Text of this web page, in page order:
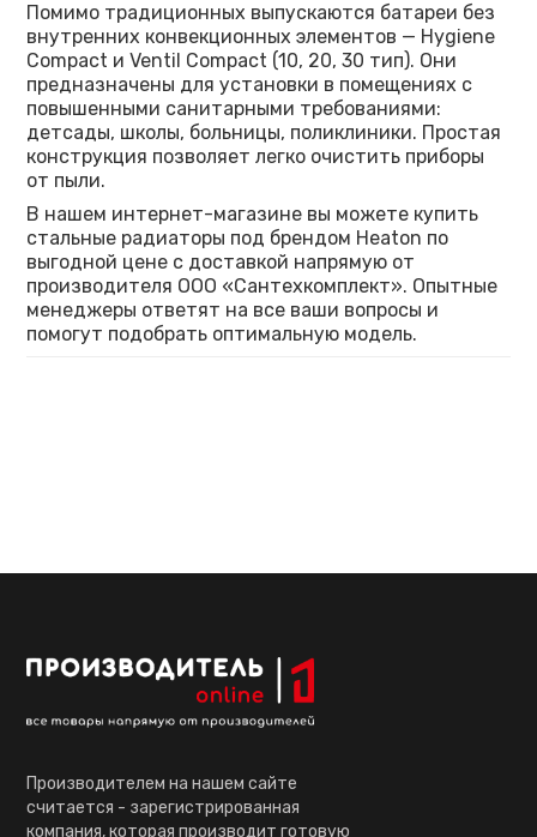
Помимо традиционных выпускаются батареи без
внутренних конвекционных элементов — Hygiene
Compact и Ventil Compact (10, 20, 30 тип). Они
предназначены для установки в помещениях с
повышенными санитарными требованиями:
детсады, школы, больницы, поликлиники. Простая
конструкция позволяет легко очистить приборы
от пыли.
В нашем интернет-магазине вы можете купить
стальные радиаторы под брендом Heaton по
выгодной цене с доставкой напрямую от
производителя ООО «Сантехкомплект». Опытные
менеджеры ответят на все ваши вопросы и
помогут подобрать оптимальную модель.
Производителем на нашем сайте
считается - зарегистрированная
компания, которая производит готовую